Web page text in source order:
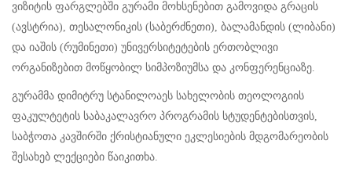
ვიზიტის ფარგლებში გურამი მოხსენებით გამოვიდა გრაცის
(ავსტრია), თესალონიკის (საბერძნეთი), ბალამანდის (ლიბანი)
და იაშის (რუმინეთი) უნივერსიტეტების ერთობლივი
ორგანიზებით მოწყობილ სიმპოზიუმსა და კონფერენციაზე.
გურამმა დიმიტრუ სტანილოაეს სახელობის თეოლოგიის
ფაკულტეტის საბაკალავრო პროგრამის სტუდენტებისთვის,
საბჭოთა კავშირში ქრისტიანული ეკლესიების მდგომარეობის
შესახებ ლექციები წაიკითხა.